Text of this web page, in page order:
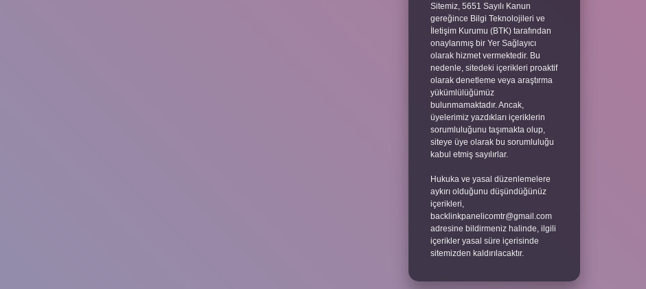
Sitemiz, 5651 Sayılı Kanun
gereğince Bilgi Teknolojileri ve
İletişim Kurumu (BTK) tarafından
onaylanmış bir Yer Sağlayıcı
olarak hizmet vermektedir. Bu
nedenle, sitedeki içerikleri proaktif
olarak denetleme veya araştırma
yükümlülüğümüz
bulunmamaktadır. Ancak,
üyelerimiz yazdıkları içeriklerin
sorumluluğunu taşımakta olup,
siteye üye olarak bu sorumluluğu
kabul etmiş sayılırlar.
Hukuka ve yasal düzenlemelere
aykırı olduğunu düşündüğünüz
içerikleri,
backlinkpanelicomtr@gmail.com
adresine bildirmeniz halinde, ilgili
içerikler yasal süre içerisinde
sitemizden kaldırılacaktır.